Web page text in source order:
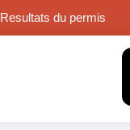
Resultats du permis